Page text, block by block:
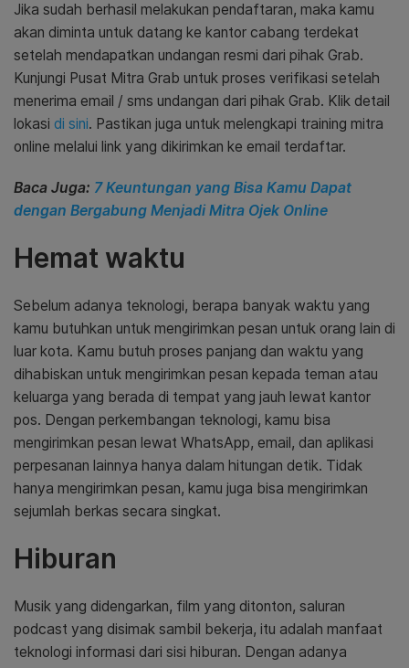
Jika sudah berhasil melakukan pendaftaran, maka kamu
akan diminta untuk datang ke kantor cabang terdekat
setelah mendapatkan undangan resmi dari pihak Grab.
Kunjungi Pusat Mitra Grab untuk proses verifikasi setelah
menerima email / sms undangan dari pihak Grab. Klik detail
lokasi di sini. Pastikan juga untuk melengkapi training mitra
online melalui link yang dikirimkan ke email terdaftar.
Baca Juga: 7 Keuntungan yang Bisa Kamu Dapat
dengan Bergabung Menjadi Mitra Ojek Online
Hemat waktu
Sebelum adanya teknologi, berapa banyak waktu yang
kamu butuhkan untuk mengirimkan pesan untuk orang lain di
luar kota. Kamu butuh proses panjang dan waktu yang
dihabiskan untuk mengirimkan pesan kepada teman atau
keluarga yang berada di tempat yang jauh lewat kantor
pos. Dengan perkembangan teknologi, kamu bisa
mengirimkan pesan lewat WhatsApp, email, dan aplikasi
perpesanan lainnya hanya dalam hitungan detik. Tidak
hanya mengirimkan pesan, kamu juga bisa mengirimkan
sejumlah berkas secara singkat.
Hiburan
Musik yang didengarkan, film yang ditonton, saluran
podcast yang disimak sambil bekerja, itu adalah manfaat
teknologi informasi dari sisi hiburan. Dengan adanya